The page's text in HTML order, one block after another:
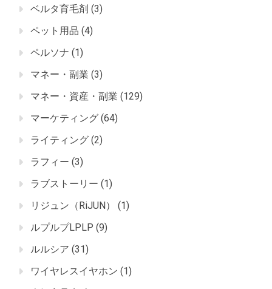
ベルタ育毛剤 (3)
ペット用品 (4)
ペルソナ (1)
マネー・副業 (3)
マネー・資産・副業 (129)
マーケティング (64)
ライティング (2)
ラフィー (3)
ラブストーリー (1)
リジュン（RiJUN）
(1)
ルプルプLPLP (9)
ルルシア (31)
ワイヤレスイヤホン (1)